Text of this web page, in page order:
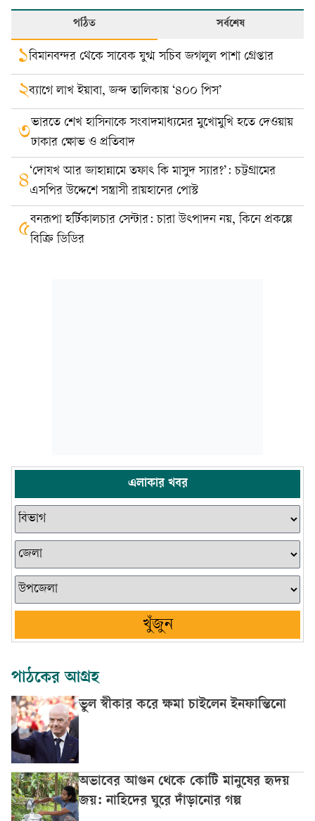
পঠিত সর্বশেষ
১বিমানবন্দর থেকে সাবেক যুগ্ম সচিব জগলুল পাশা গ্রেপ্তার
২ব্যাগে লাখ ইয়াবা, জব্দ তালিকায় ‘৪০০ পিস’
৩ভারতে শেখ হাসিনাকে সংবাদমাধ্যমের মুখোমুখি হতে দেওয়ায়
ঢাকার ক্ষোভ ও প্রতিবাদ
৪‘দোযখ আর জাহান্নামে তফাৎ কি মাসুদ স্যার?’: চট্টগ্রামের
এসপির উদ্দেশে সন্ত্রাসী রায়হানের পোস্ট
৫বনরূপা হর্টিকালচার সেন্টার: চারা উৎপাদন নয়, কিনে প্রকল্পে
বিক্রি ডিডির
এলাকার খবর
খুঁজুন
পাঠকের আগ্রহ
ভুল স্বীকার করে ক্ষমা চাইলেন ইনফান্তিনো
অভাবের আগুন থেকে কোটি মানুষের হৃদয়
জয়: নাহিদের ঘুরে দাঁড়ানোর গল্প